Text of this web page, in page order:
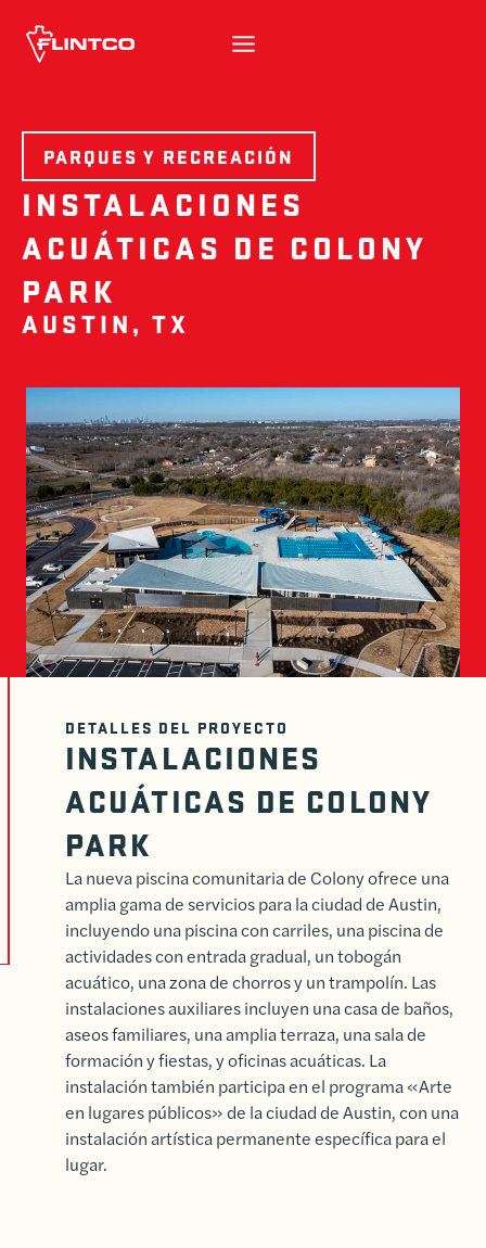
PARQUES Y RECREACIÓN
INSTALACIONES
ACUÁTICAS DE COLONY
PARK
AUSTIN, TX
DETALLES DEL PROYECTO
INSTALACIONES
ACUÁTICAS DE COLONY
PARK
La nueva piscina comunitaria de Colony ofrece una
amplia gama de servicios para la ciudad de Austin,
incluyendo una piscina con carriles, una piscina de
actividades con entrada gradual, un tobogán
acuático, una zona de chorros y un trampolín. Las
instalaciones auxiliares incluyen una casa de baños,
aseos familiares, una amplia terraza, una sala de
formación y fiestas, y oficinas acuáticas. La
instalación también participa en el programa «Arte
en lugares públicos» de la ciudad de Austin, con una
instalación artística permanente específica para el
lugar.